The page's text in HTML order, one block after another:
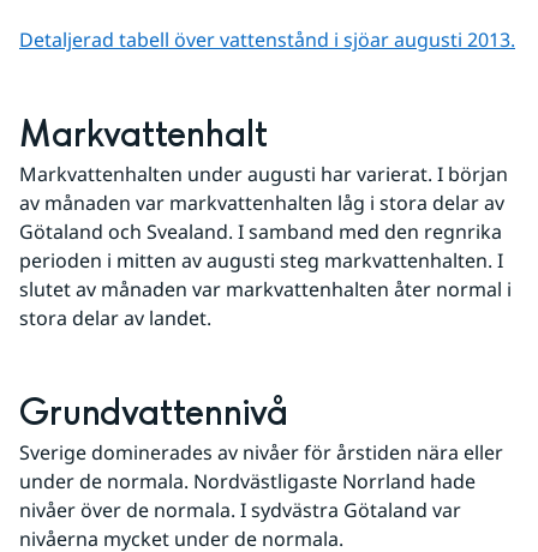
Detaljerad tabell över vattenstånd i sjöar augusti 2013.
Markvattenhalt
Markvattenhalten under augusti har varierat. I början
av månaden var markvattenhalten låg i stora delar av
Götaland och Svealand. I samband med den regnrika
perioden i mitten av augusti steg markvattenhalten. I
slutet av månaden var markvattenhalten åter normal i
stora delar av landet.
Grundvattennivå
Sverige dominerades av nivåer för årstiden nära eller
under de normala. Nordvästligaste Norrland hade
nivåer över de normala. I sydvästra Götaland var
nivåerna mycket under de normala.